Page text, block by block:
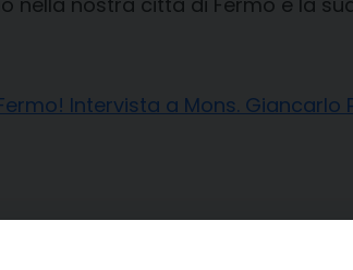
Intervista a Mons. Giancarlo